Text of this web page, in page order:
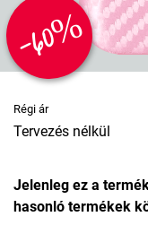
-60%
Régi ár
Tervezés nélkül
Jelenleg ez a
hasonló termékek